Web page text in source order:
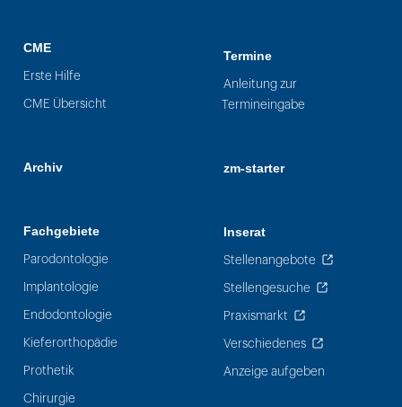
CME
Erste Hilfe
CME Übersicht
Archiv
Fachgebiete
Parodontologie
Implantologie
Endodontologie
Kieferorthopädie
Prothetik
Chirurgie
Termine
Anleitung zur
Termineingabe
zm-starter
Inserat
Stellenangebote
Stellengesuche
Praxismarkt
Verschiedenes
Anzeige aufgeben